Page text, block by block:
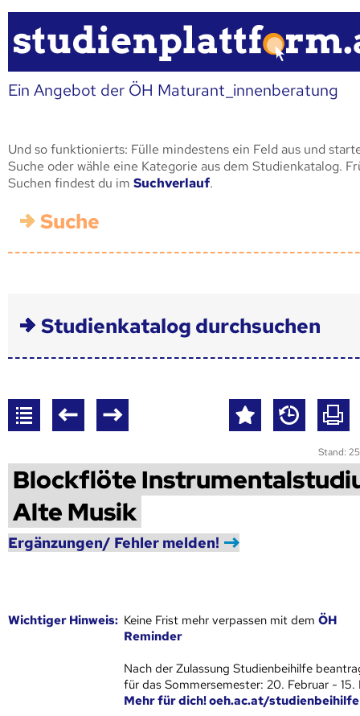
Ein Angebot der ÖH Maturant_innenberatung
Und so funktionierts: Fülle mindestens ein Feld aus und
Suche oder wähle eine Kategorie aus dem Studienkatalog.
Suchen findest du im Suchverlauf.
Suche
Studienkatalog durchsuchen
Stand:
Blockflöte
Alte Musik
Ergänzungen/ Fehler melden!
Wich­ti­ger Hin­weis: Keine Frist mehr verpassen mit demÖH
Reminder
Nach der Zulassung Studienbeihilfe
für das Sommersemester: 20. Februar - 15.
Mehr für dich! oeh.ac.at/studienbeihilfe